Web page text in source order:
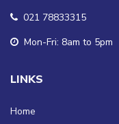
021 78833315
Mon-Fri: 8am to 5pm
LINKS
Home